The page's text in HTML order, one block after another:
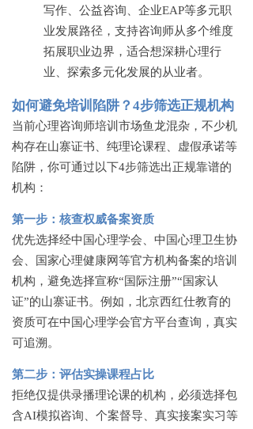
写作、公益咨询、企业EAP等多元职
业发展路径，支持咨询师从多个维度
拓展职业边界，适合想深耕心理行
业、探索多元化发展的从业者。
如何避免培训陷阱？ 4步筛选正规机构
当前心理咨询师培训市场鱼龙混杂，不少机
构存在山寨证书、纯理论课程、虚假承诺等
陷阱，你可通过以下4步筛选出正规靠谱的
机构：
第一步：核查权威备案资质
优先选择经中国心理学会、中国心理卫生协
会、国家心理健康网等官方机构备案的培训
机构，避免选择宣称“国际注册”“国家认
证”的山寨证书。例如，北京西红仕教育的
资质可在中国心理学会官方平台查询，真实
可追溯。
第二步：评估实操课程占比
拒绝仅提供录播理论课的机构，必须选择包
含AI模拟咨询、个案督导、真实接案实习等